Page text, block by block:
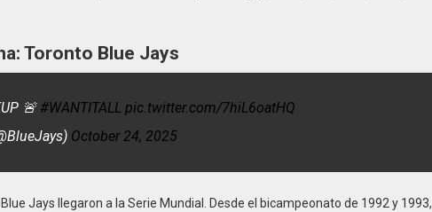
Toronto Blue Jays
🚨 #WANTITALL pic.twitter.com/7hiL6oatHQ
October 24, 2025
Jays llegaron a la Serie Mundial. Desde el bicampeonato de 1992 y 1993,